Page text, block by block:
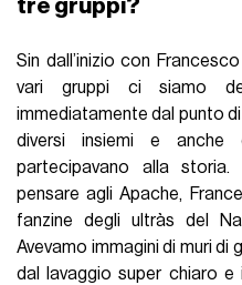
tre gruppi?
Sin dall’inizio con
vari gruppi ci siamo
immediatamente dal punto
diversi insiemi e anche
partecipavano alla
pensare agli Apache,
fanzine degli ultràs del
Avevamo immagini di muri
dal lavaggio super chiaro